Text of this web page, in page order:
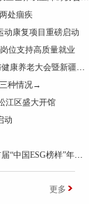
处痼疾
动康复项目重磅启动
位支持高质量就业
2025年7月25日至27日全国生态康养与健康养老大会暨新疆昭苏康养旅游文化活动成功举办
种情况→
江区盛大开馆
动
以负责任的榜样 引领可持续的未来 首届“中国ESG榜样”年度盛典成功举办
更多